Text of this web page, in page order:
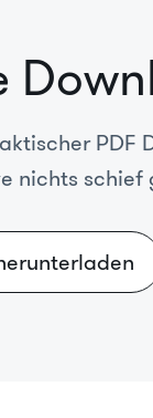
PDF
nichts schief